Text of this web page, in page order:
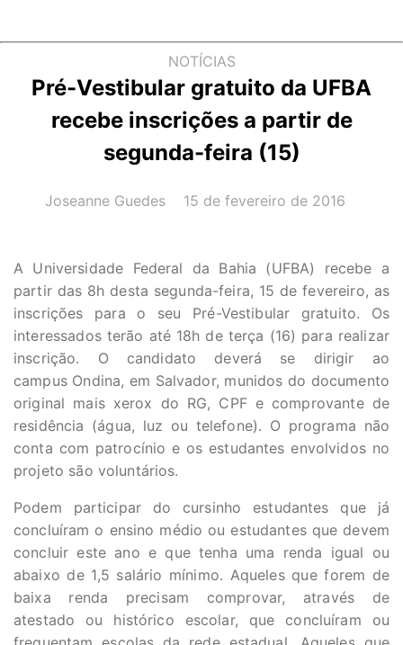
NOTÍCIAS
Pré-Vestibular gratuito da UFBA
recebe inscrições a partir de
segunda-feira (15)
AUTOR(A):
Joseanne Guedes DATA:
15 de fevereiro de 2016
A Universidade Federal da Bahia (UFBA) recebe a
partir das 8h desta segunda-feira, 15 de fevereiro, as
inscrições para o seu Pré-Vestibular gratuito. Os
interessados terão até 18h de terça (16) para realizar
inscrição. O candidato deverá se dirigir ao
campus Ondina, em Salvador, munidos do documento
original mais xerox do RG, CPF e comprovante de
residência (água, luz ou telefone). O programa não
conta com patrocínio e os estudantes envolvidos no
projeto são voluntários.
Podem participar do cursinho estudantes que já
concluíram o ensino médio ou estudantes que devem
concluir este ano e que tenha uma renda igual ou
abaixo de 1,5 salário mínimo. Aqueles que forem de
baixa renda precisam comprovar, através de
atestado ou histórico escolar, que concluíram ou